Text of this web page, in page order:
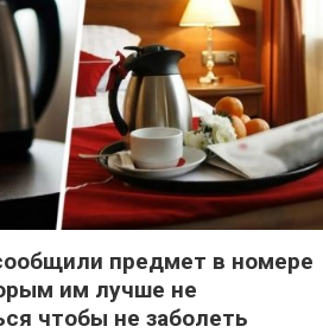
предмет в номере
им лучше не
чтобы не заболеть